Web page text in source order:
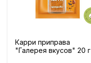
Карри приправа
"Галерея вкусов" 20 г